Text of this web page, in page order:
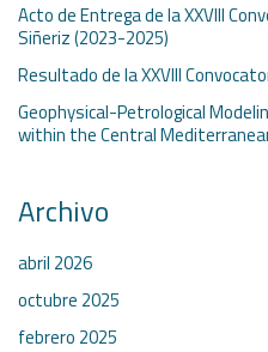
Acto de Entrega de la XXVIII
Siñeriz (2023-2025)
Resultado de la XXVIII
Geophysical-Petrological
within the Central
Archivo
abril 2026
octubre 2025
febrero 2025